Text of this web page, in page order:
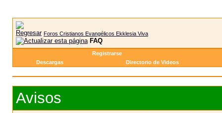
Foros Cristianos Evangélicos Ekklesia Viva
FAQ
Registrarse
Descargas
Directorio de Videos
Avisos